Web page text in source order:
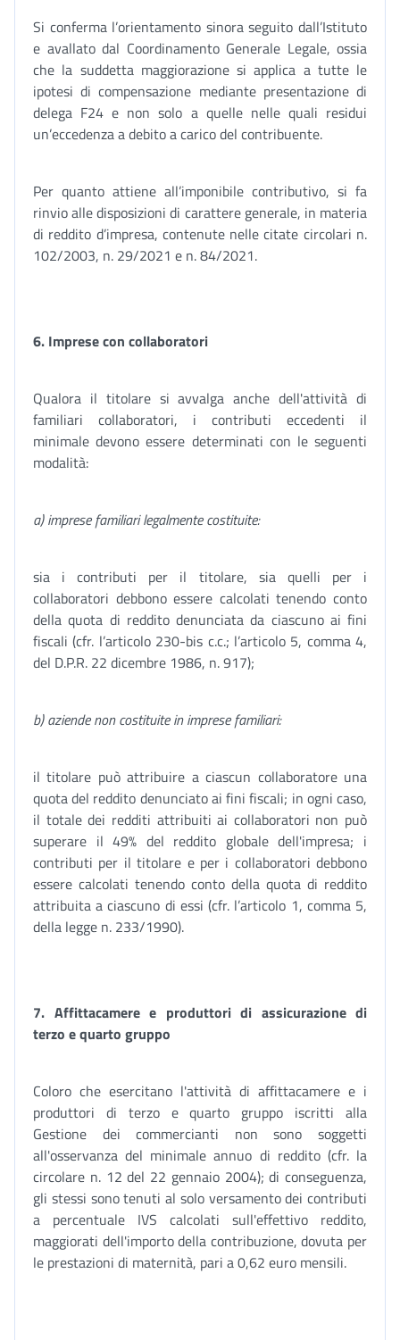
Si conferma l’orientamento sinora seguito dall’Istituto
e avallato dal Coordinamento Generale Legale, ossia
che la suddetta maggiorazione si applica a tutte le
ipotesi di compensazione mediante presentazione di
delega F24 e non solo a quelle nelle quali residui
un’eccedenza a debito a carico del contribuente.
Per quanto attiene all’imponibile contributivo, si fa
rinvio alle disposizioni di carattere generale, in materia
di reddito d’impresa, contenute nelle citate circolari n.
102/2003, n. 29/2021 e n. 84/2021.
6. Imprese con collaboratori
Qualora il titolare si avvalga anche dell'attività di
familiari collaboratori, i contributi eccedenti il
minimale devono essere determinati con le seguenti
modalità:
a) imprese familiari legalmente costituite:
sia i contributi per il titolare, sia quelli per i
collaboratori debbono essere calcolati tenendo conto
della quota di reddito denunciata da ciascuno ai fini
fiscali (cfr. l’articolo 230-bis c.c.; l’articolo 5, comma 4,
del D.P.R. 22 dicembre 1986, n. 917);
b) aziende non costituite in imprese familiari:
il titolare può attribuire a ciascun collaboratore una
quota del reddito denunciato ai fini fiscali; in ogni caso,
il totale dei redditi attribuiti ai collaboratori non può
superare il 49% del reddito globale dell'impresa; i
contributi per il titolare e per i collaboratori debbono
essere calcolati tenendo conto della quota di reddito
attribuita a ciascuno di essi (cfr. l’articolo 1, comma 5,
della legge n. 233/1990).
7. Affittacamere e produttori di assicurazione di
terzo e quarto gruppo
Coloro che esercitano l'attività di affittacamere e i
produttori di terzo e quarto gruppo iscritti alla
Gestione dei commercianti non sono soggetti
all'osservanza del minimale annuo di reddito (cfr. la
circolare n. 12 del 22 gennaio 2004); di conseguenza,
gli stessi sono tenuti al solo versamento dei contributi
a percentuale IVS calcolati sull'effettivo reddito,
maggiorati dell'importo della contribuzione, dovuta per
le prestazioni di maternità, pari a 0,62 euro mensili.